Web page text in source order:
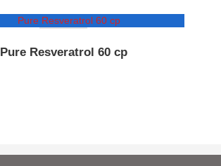
Pure Resveratrol 60 cp